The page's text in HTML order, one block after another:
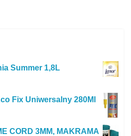
Summer 1,8L
Fix Uniwersalny 280Ml
CORD 3MM, MAKRAMA